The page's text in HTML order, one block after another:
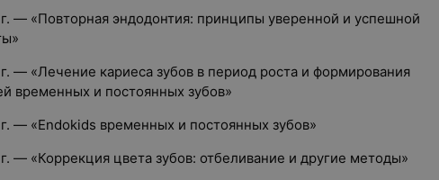
— «Повторная эндодонтия: принципы уверенной и успешной
— «Лечение кариеса зубов в период роста и формирования
временных и постоянных зубов»
— «Endokids временных и постоянных зубов»
— «Коррекция цвета зубов: отбеливание и другие методы»